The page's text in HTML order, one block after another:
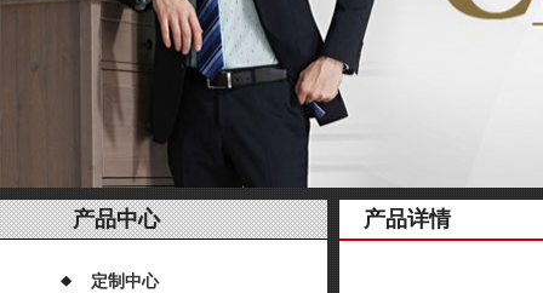
产品中心
定制中心
产品详情